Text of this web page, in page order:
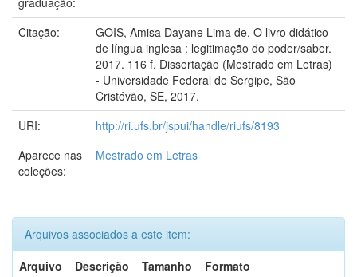
Citação:
GOIS, Amisa Dayane Lima de. O livro didático
de língua inglesa : legitimação do poder/saber.
2017. 116 f. Dissertação (Mestrado em Letras)
- Universidade Federal de Sergipe, São
Cristóvão, SE, 2017.
URI:
http://ri.ufs.br/jspui/handle/riufs/8193
Aparece nas
coleções:
Mestrado em Letras
Arquivos associados a este item:
Arquivo
Descrição Tamanho
Formato